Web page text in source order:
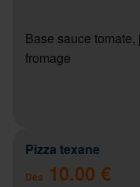
Base sauce
fromage
Pizza texane
Dès 10.00 €